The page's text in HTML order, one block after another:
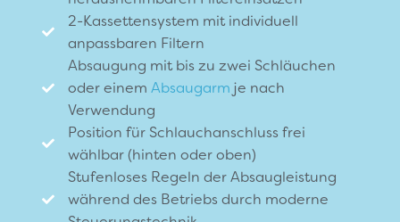
2-Kassettensystem mit individuell
anpassbaren Filtern
Absaugung mit bis zu zwei Schläuchen
oder einemAbsaugarm je nach
Verwendung
Position für Schlauchanschluss frei
wählbar (hinten oder oben)
Stufenloses Regeln der Absaugleistung
während des Betriebs durch moderne